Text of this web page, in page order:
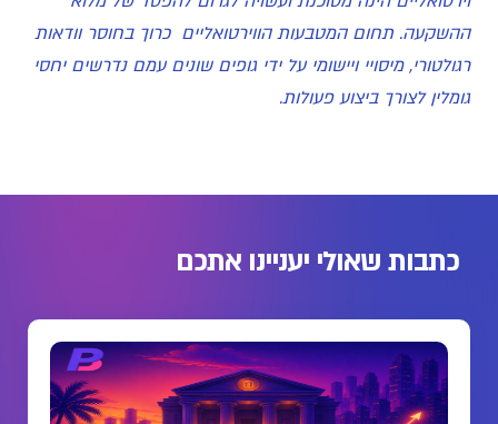
ההשקעה. תחום המטבעות הווירטואליים כרוך בחוסר וודאות
רגולטורי, מיסויי ויישומי על ידי גופים שונים עמם נדרשים יחסי
גומלין לצורך ביצוע פעולות.
כתבות שאולי יעניינו אתכם